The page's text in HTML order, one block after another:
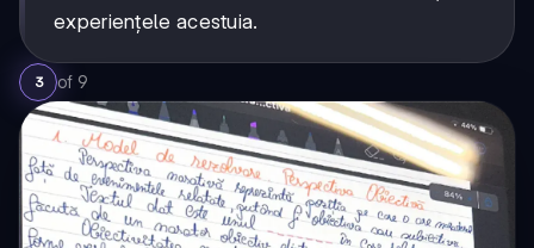
experiențele acestuia.
3 of 9